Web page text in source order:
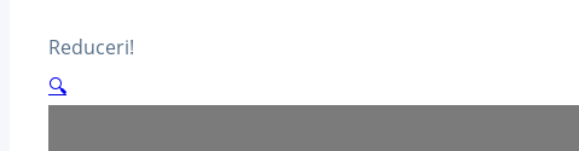
Reduceri!
🔍